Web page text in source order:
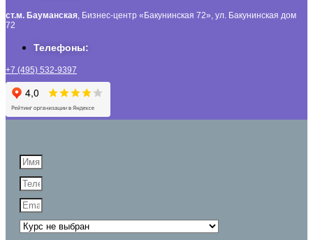
ст.м. Бауманская, Бизнес-центр «Бакунинская 72», ул. Бакунинская дом
72
Телефоны:
+7 (495) 532-9397